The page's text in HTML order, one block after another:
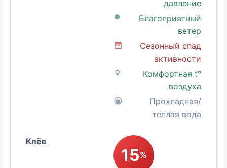
давление
Благоприятный
ветер
Сезонный спад
активности
Комфортная t°
воздуха
Прохладная/
теплая вода
15%